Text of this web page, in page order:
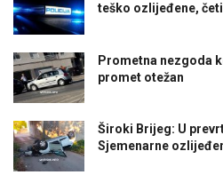
teško ozlijeđene,
Prometna nezgoda
promet otežan
Široki Brijeg: U
Sjemenarne